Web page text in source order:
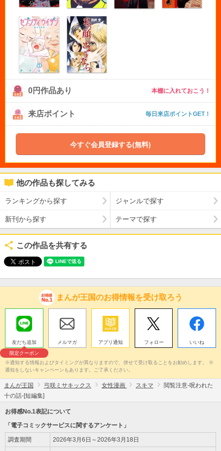
0円作品あり 本棚に入れておこう！
来店ポイント 毎日来店ポイントGET！
今すぐ会員登録する(無料)
他の作品も探してみる
ランキングから探す ジャンルで探す
新刊から探す テーマで探す
この作品を共有する
まんが王国のお得情報を受け取ろう
友だち追加
限定クーポン
メルマガ アプリ通知 フォロー いいね
※通知する情報およびタイミングが異なりますので、併せて受け取ることをお勧めします。 ※
通知をしないキャンペーンもあります。ご了承ください。
まんが王国 弓咲ミサキックス 女性漫画 スキマ
閲覧注意-呪われた
十の話-[短編集]
お得感No.1表記について
「電子コミックサービスに関するアンケート」
調査期間 2026年3月6日～2026年3月18日